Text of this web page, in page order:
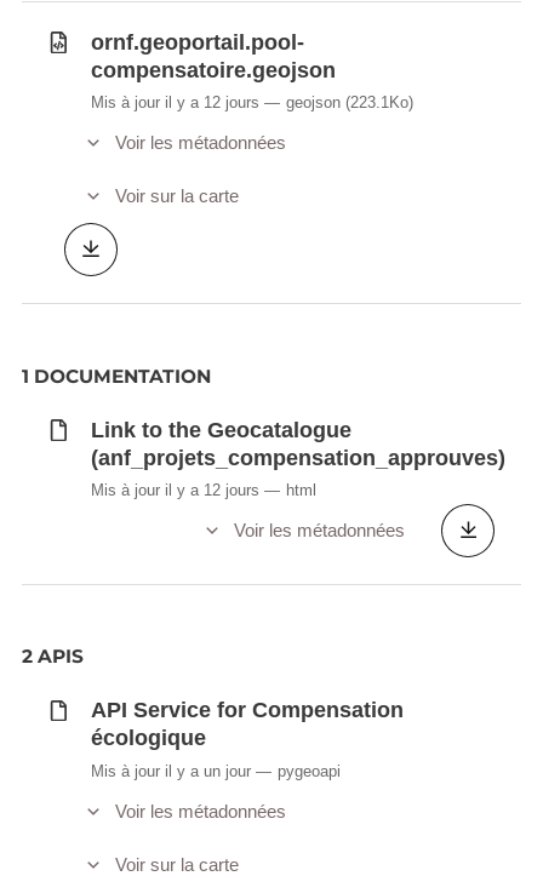
ornf.geoportail.pool-
compensatoire.geojson
Mis à jour il y a 12 jours geojson (223.1Ko)
Voir les métadonnées
Voir sur la carte
1 DOCUMENTATION
Link to the Geocatalogue
(anf_projets_compensation_approuves)
Mis à jour il y a 12 jours html
Voir les métadonnées
2 APIS
API Service for Compensation
écologique
Mis à jour il y a un jour pygeoapi
Voir les métadonnées
Voir sur la carte